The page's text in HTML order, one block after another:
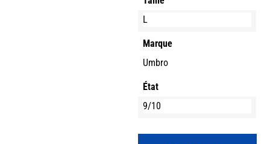
L
Marque
Umbro
État
9/10